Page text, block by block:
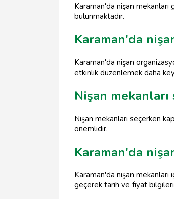
Karaman'da nişan
bulunmaktadır.
Karaman'da
Karaman'da nişan
etkinlik düzenlemek daha
Nişan
Nişan mekanları seçerken
önemlidir.
Karaman'da
Karaman'da nişan
geçerek tarih ve fiyat